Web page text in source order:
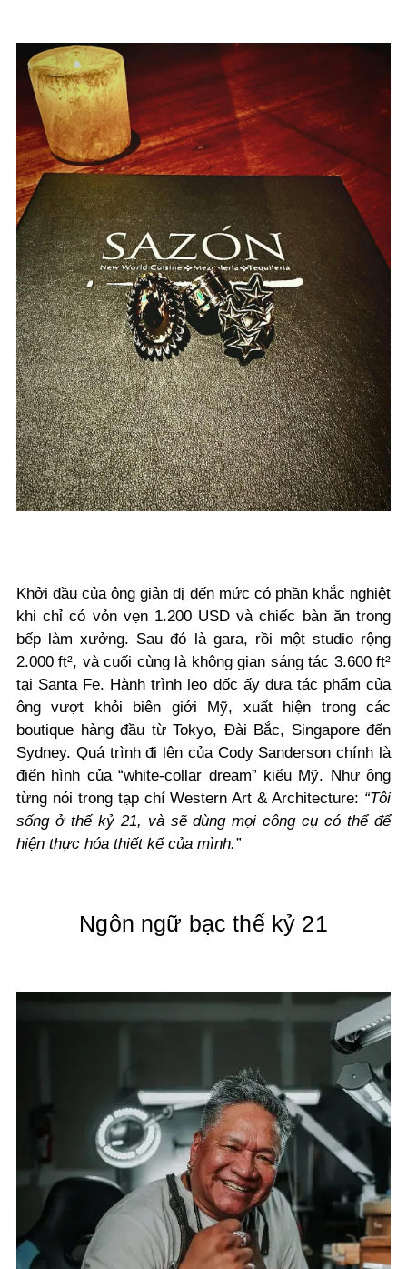
Khởi đầu của ông giản dị đến mức có phần khắc nghiệt
khi chỉ có vỏn vẹn 1.200 USD và chiếc bàn ăn trong
bếp làm xưởng. Sau đó là gara, rồi một studio rộng
2.000 ft², và cuối cùng là không gian sáng tác 3.600 ft²
tại Santa Fe. Hành trình leo dốc ấy đưa tác phẩm của
ông vượt khỏi biên giới Mỹ, xuất hiện trong các
boutique hàng đầu từ Tokyo, Đài Bắc, Singapore đến
Sydney. Quá trình đi lên của Cody Sanderson chính là
điển hình của “white-collar dream” kiểu Mỹ. Như ông
từng nói trong tạp chí Western Art & Architecture: “Tôi
sống ở thế kỷ 21, và sẽ dùng mọi công cụ có thể để
hiện thực hóa thiết kế của mình.”
Ngôn ngữ bạc thế kỷ 21